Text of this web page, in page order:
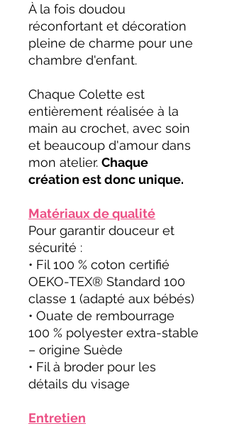
À la fois doudou
réconfortant et décoration
pleine de charme pour une
chambre d'enfant.
Chaque Colette est
entièrement réalisée à la
main au crochet, avec soin
et beaucoup d'amour dans
mon atelier. Chaque
création est donc unique.
Matériaux de qualité
Pour garantir douceur et
sécurité :
• Fil 100 % coton certifié
OEKO-TEX® Standard 100
classe 1 (adapté aux bébés)
• Ouate de rembourrage
100 % polyester extra-stable
– origine Suède
• Fil à broder pour les
détails du visage
Entretien